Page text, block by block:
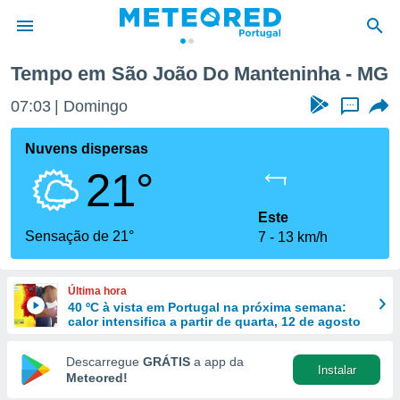
da
foi
fornecidas
a este
das
e
forma
digital
Tempo em São João Do Manteninha - MG
07:03 Domingo ...
Nuvens dispersas
21°
Sensação de 21°
Este
7
13 km/h
Última hora
40 ºC à vista em Portugal na próxima semana:
calor intensifica a partir de quarta, 12 de agosto
Descarregue GRÁTIS a app da
Meteored!
Instalar